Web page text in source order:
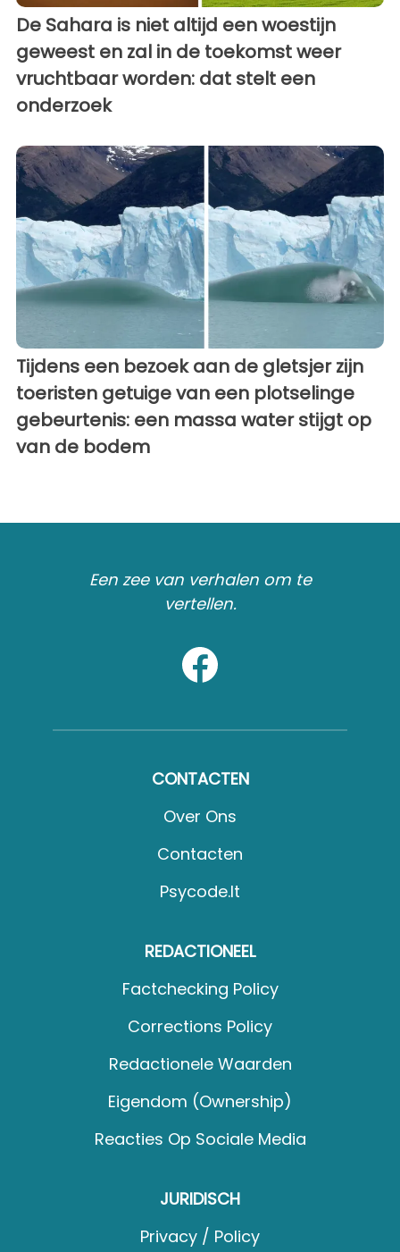
De Sahara is niet altijd een woestijn
geweest en zal in de toekomst weer
vruchtbaar worden: dat stelt een
onderzoek
Tijdens een bezoek aan de gletsjer zijn
toeristen getuige van een plotselinge
gebeurtenis: een massa water stijgt op
van de bodem
Een zee van verhalen om te
vertellen.
CONTACTEN
Over Ons
Contacten
Psycode.it
REDACTIONEEL
Factchecking Policy
Corrections Policy
Redactionele Waarden
Eigendom (Ownership)
Reacties Op Sociale Media
JURIDISCH
Privacy / Policy